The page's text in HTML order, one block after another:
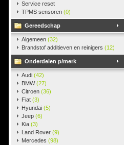
Service reset
TPMS sensoren (0)
Gereedschap
Algemeen (32)
Brandstof additieven en reinigers (12)
Onderdelen p/merk
Audi (42)
BMW(27)
Citroen (36)
Fiat (3)
Hyundai (5)
Jeep (6)
Kia (3)
Land Rover (9)
Mercedes (98)